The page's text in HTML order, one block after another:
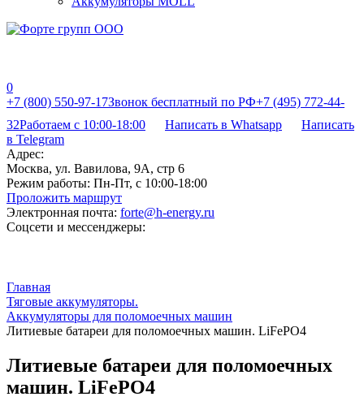
0
+7 (800) 550-97-17Звонок бесплатный по РФ+7 (495) 772-44-
32Работаем с 10:00-18:00 Написать в Whatsapp
Написать
в Telegram
Адрес:
Москва, ул. Вавилова, 9А, стр 6
Режим работы: Пн-Пт, с 10:00-18:00
Проложить маршрут
Электронная почта: forte@h-energy.ru
Соцсети и мессенджеры:
Главная
Тяговые аккумуляторы.
Аккумуляторы для поломоечных машин
Литиевые батареи для поломоечных машин. LiFePO4
Литиевые батареи для поломоечных
машин. LiFePO4